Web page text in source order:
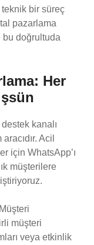
bir süreç
pazarlama
bu doğrultuda
Her
kanalı
Acil
için WhatsApp’ı
müşterilere
müşteri
veya etkinlik